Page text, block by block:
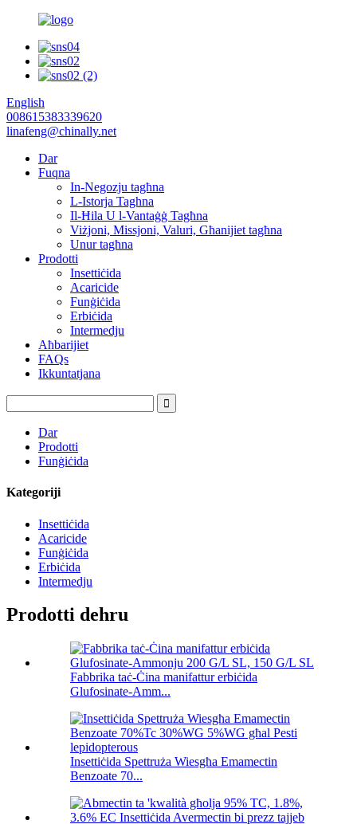
English
008615383339620
linafeng@chinally.net
Dar
Fuqna
In-Negozju tagħna
L-Istorja Taghna
Il-Ħila U l-Vantaġġ Tagħna
Viżjoni, Missjoni, Valuri, Għanijiet tagħna
Unur tagħna
Prodotti
Insettiċida
Acaricide
Funġiċida
Erbiċida
Intermedju
Aħbarijiet
FAQs
Ikkuntatjana
Dar
Prodotti
Funġiċida
Kategoriji
Insettiċida
Acaricide
Funġiċida
Erbiċida
Intermedju
Prodotti dehru
Fabbrika taċ-Ċina manifattur erbiċida
Glufosinate-Amm...
Insettiċida Spettruża Wiesgħa Emamectin
Benzoate 70...